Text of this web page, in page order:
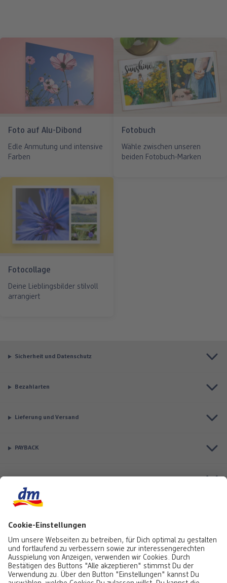
Foto auf Alu-Dibond
Edle Anmutung und intensive
Farben
Fotobuch
Wähle zwischen unseren
beiden Fotobuch-Marken
Fotocollage
Deine Lieblingsbilder stilvoll
arrangiert
Sicherheit und Datenschutz
Bezahlarten
Lieferung und Versand
PAYBACK
Service & Auftragsstatus
Informationen